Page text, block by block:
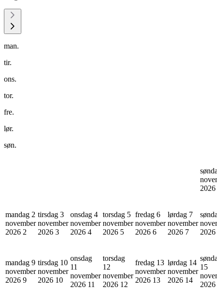
man.
tir.
ons.
tor.
fre.
lør.
søn.
2026
mandag 2
november
2026 2
tirsdag 3
november
2026 3
onsdag 4
november
2026 4
torsdag 5
november
2026 5
fredag 6
november
2026 6
lørdag 7
november
2026 7
2026
mandag 9
november
2026 9
tirsdag 10
november
2026 10
onsdag
11
november
2026 11
torsdag
12
november
2026 12
fredag 13
november
2026 13
lørdag 14
november
2026 14
15
2026